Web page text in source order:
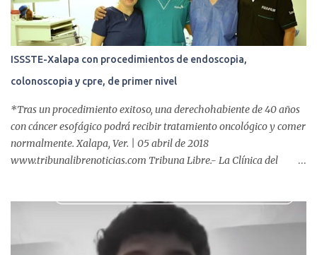
ISSSTE-Xalapa con procedimientos de endoscopia,
colonoscopia y cpre, de primer nivel
*Tras un procedimiento exitoso, una derechohabiente de 40 años
con cáncer esofágico podrá recibir tratamiento oncológico y comer
normalmente. Xalapa, Ver. | 05 abril de 2018
www.tribunalibrenoticias.com Tribuna Libre.- La Clínica del
incluyen endoscopia, colonoscopia y colangiopancreatografía
retrógrada endoscópica (CPRE), con equipo de alta tecnología de
videoendoscopia gástrica y con especialistas certificados. Además